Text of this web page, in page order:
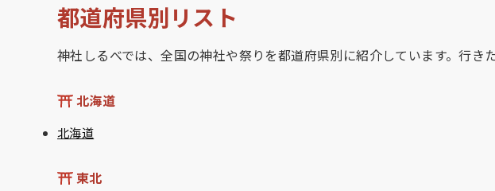
都道府県別リスト
神社しるべでは、全国の神社や祭りを都道府県別に紹介しています。行き
北海道
北海道
東北